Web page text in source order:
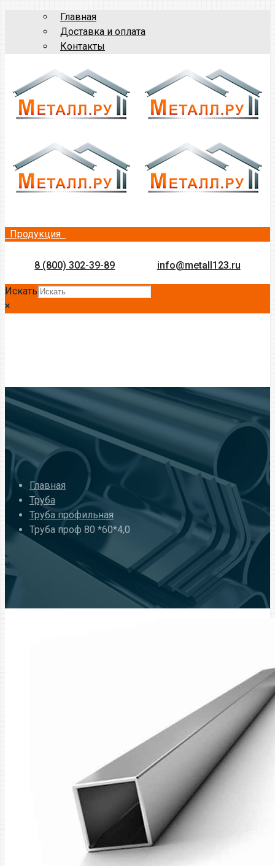
Главная
Доставка и оплата
Контакты
Продукция
8 (800) 302-39-89 info@metall123.ru
Искать
×
Главная
Труба
Труба профильная
Труба проф 80 *60*4,0